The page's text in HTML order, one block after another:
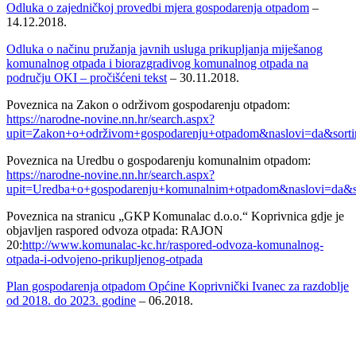
Odluka o zajedničkoj provedbi mjera gospodarenja otpadom –
14.12.2018.
Odluka o načinu pružanja javnih usluga prikupljanja miješanog
komunalnog otpada i biorazgradivog komunalnog otpada na
području OKI – pročišćeni tekst – 30.11.2018.
Poveznica na Zakon o održivom gospodarenju otpadom:
https://narodne-novine.nn.hr/search.aspx?
Poveznica na Uredbu o gospodarenju komunalnim otpadom:
https://narodne-novine.nn.hr/search.aspx?
Poveznica na stranicu „GKP Komunalac d.o.o.“ Koprivnica gdje je
objavljen raspored odvoza otpada: RAJON
20:http://www.komunalac-kc.hr/raspored-odvoza-komunalnog-
otpada-i-odvojeno-prikupljenog-otpada
Plan gospodarenja otpadom Općine Koprivnički Ivanec za razdoblje
od 2018. do 2023. godine – 06.2018.